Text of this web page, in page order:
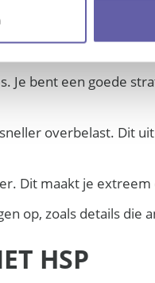
vaak het DOES-
Je bent een goede
overbelast. Dit
Dit maakt je extreem
op, zoals details die
HSP